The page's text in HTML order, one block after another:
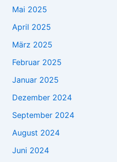
Mai 2025
April 2025
März 2025
Februar 2025
Januar 2025
Dezember 2024
September 2024
August 2024
Juni 2024